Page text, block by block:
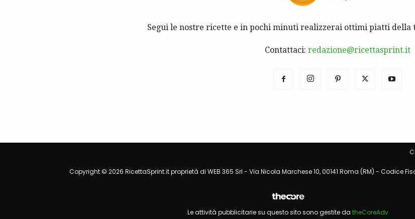
Segui le nostre ricette e in pochi minuti realizzerai ottimi piatti
Contattaci: redazione@ricettasprint.it
Copyright © 2026 RicettaSprint.it proprietà di WEB 365 Srl - Via Nicola Marchese 10, 00141 Roma (RM) - Codice
Le attività pubblicitarie su questo sito sono gestite da theCoreAdv